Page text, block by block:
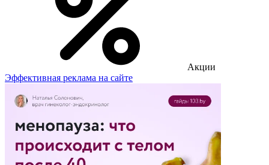
Акции
Эффективная реклама на сайте